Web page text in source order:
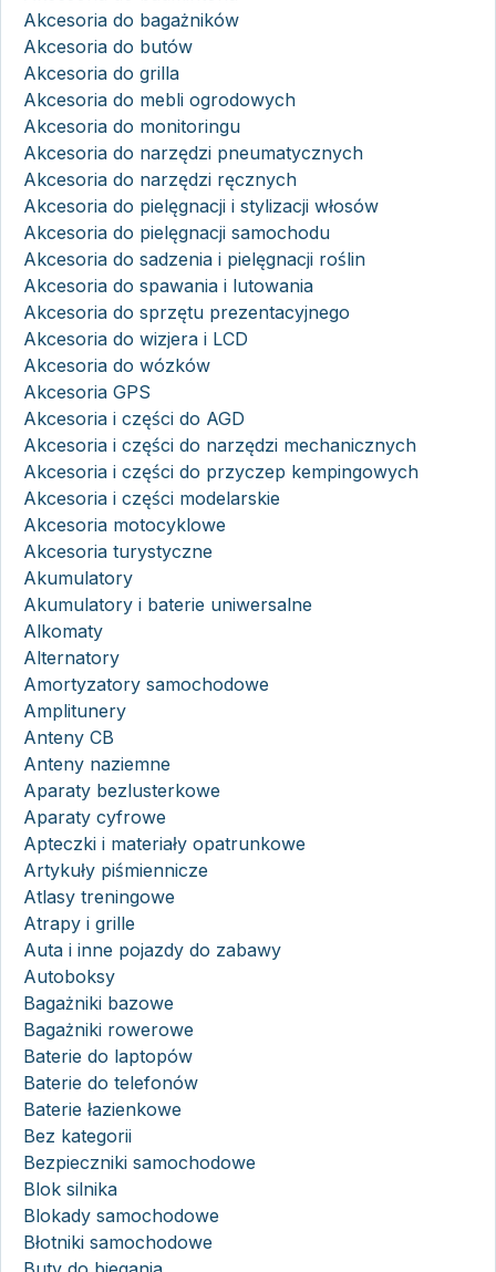
Akcesoria do bagażników
Akcesoria do butów
Akcesoria do grilla
Akcesoria do mebli ogrodowych
Akcesoria do monitoringu
Akcesoria do narzędzi pneumatycznych
Akcesoria do narzędzi ręcznych
Akcesoria do pielęgnacji i stylizacji włosów
Akcesoria do pielęgnacji samochodu
Akcesoria do sadzenia i pielęgnacji roślin
Akcesoria do spawania i lutowania
Akcesoria do sprzętu prezentacyjnego
Akcesoria do wizjera i LCD
Akcesoria do wózków
Akcesoria GPS
Akcesoria i części do AGD
Akcesoria i części do narzędzi mechanicznych
Akcesoria i części do przyczep kempingowych
Akcesoria i części modelarskie
Akcesoria motocyklowe
Akcesoria turystyczne
Akumulatory
Akumulatory i baterie uniwersalne
Alkomaty
Alternatory
Amortyzatory samochodowe
Amplitunery
Anteny CB
Anteny naziemne
Aparaty bezlusterkowe
Aparaty cyfrowe
Apteczki i materiały opatrunkowe
Artykuły piśmiennicze
Atlasy treningowe
Atrapy i grille
Auta i inne pojazdy do zabawy
Autoboksy
Bagażniki bazowe
Bagażniki rowerowe
Baterie do laptopów
Baterie do telefonów
Baterie łazienkowe
Bez kategorii
Bezpieczniki samochodowe
Blok silnika
Blokady samochodowe
Błotniki samochodowe